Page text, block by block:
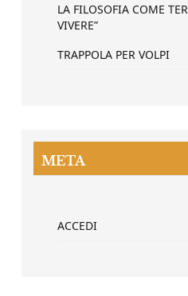
LA FILOSOFIA COME
VIVERE”
TRAPPOLA PER VOLPI
META
ACCEDI